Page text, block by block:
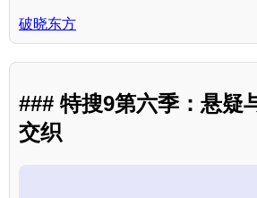
破晓东方
### 特搜9第六季：悬疑
交织